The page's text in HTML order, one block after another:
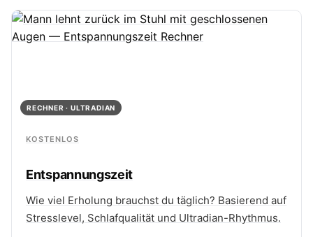
RECHNER · ULTRADIAN
KOSTENLOS
Entspannungszeit
Wie viel Erholung brauchst du täglich? Basierend auf
Stresslevel, Schlafqualität und Ultradian-Rhythmus.